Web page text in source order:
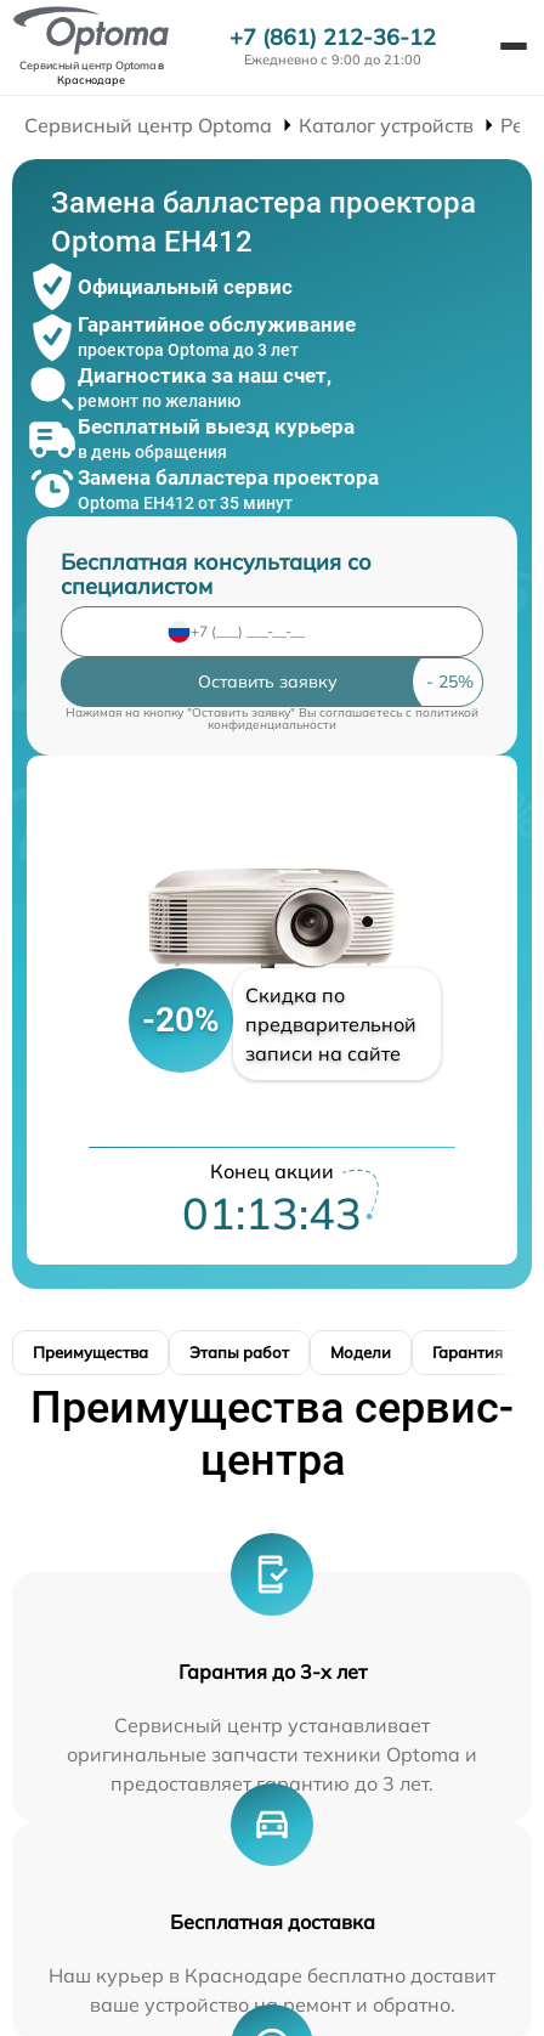
Сервисный центр Optomaв
Краснодаре
+7 (861) 212-36-12
Ежедневно с 9:00 до 21:00
Сервисный центр Optoma Каталог устройств
Замена балластера проектора
Optoma EH412
Официальный сервис
Гарантийное обслуживание
проектора Optoma до 3 лет
Диагностика за наш счет,
ремонт по желанию
Бесплатный выезд курьера
в день обращения
Замена балластера проектора
Optoma EH412 от 35 минут
Бесплатная консультация со
специалистом
Оставить заявку
Нажимая на кнопку "Оставить заявку" Вы соглашаетесь cполитикой
конфиденциальности
-20%
Скидка по
предварительной
записи на сайте
Конец акции
01:13:42
Преимущества Этапы работ Модели Гарантия
Преимущества сервис-
центра
Гарантия до 3-х лет
Сервисный центр устанавливает
оригинальные запчасти техники Optoma и
предоставляет гарантию до 3 лет.
Бесплатная доставка
Наш курьер в Краснодаре бесплатно доставит
ваше устройство на ремонт и обратно.